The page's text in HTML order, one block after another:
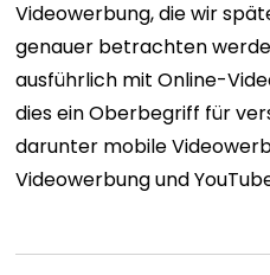
Videowerbung, die wir
genauer betrachten
ausführlich mit Online-
dies ein Oberbegriff für
darunter mobile
Videowerbung und